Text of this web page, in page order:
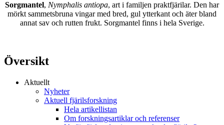
Sorgmantel, Nymphalis antiopa, art i familjen praktfjärilar. Den har
mörkt sammetsbruna vingar med bred, gul ytterkant och äter bland
annat sav och rutten frukt. Sorgmantel finns i hela Sverige.
Översikt
Aktuellt
Nyheter
Aktuell fjärilsforskning
Hela artikellistan
Om forskningsartiklar och referenser